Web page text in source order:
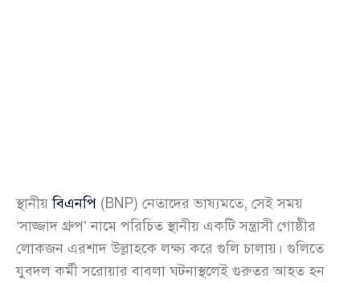
স্থানীয়বিএনপি (BNP) নেতাদের ভাষ্যমতে, সেই সময়
‘সাজ্জাদ গ্রুপ’ নামে পরিচিত স্থানীয় একটি সন্ত্রাসী গোষ্ঠীর
লোকজন এরশাদ উল্লাহকে লক্ষ্য করে গুলি চালায়। গুলিতে
যুবদল কর্মী সরোয়ার বাবলা ঘটনাস্থলেই গুরুতর আহত হন